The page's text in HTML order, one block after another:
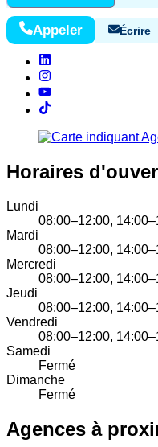
Appeler Écrire
Horaires
Lundi
08:00–12:00,
Mardi
08:00–12:00,
Mercredi
08:00–12:00,
Jeudi
08:00–12:00,
Vendredi
08:00–12:00,
Samedi
Fermé
Dimanche
Fermé
Agences à